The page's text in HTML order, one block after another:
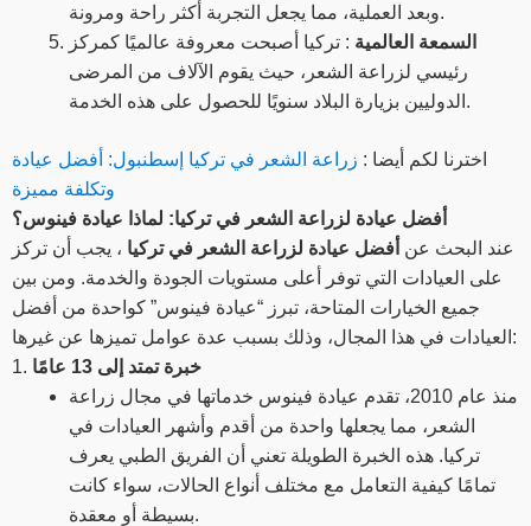
وبعد العملية، مما يجعل التجربة أكثر راحة ومرونة.
السمعة العالمية : تركيا أصبحت معروفة عالميًا كمركز
رئيسي لزراعة الشعر، حيث يقوم الآلاف من المرضى
الدوليين بزيارة البلاد سنويًا للحصول على هذه الخدمة.
اخترنا لكم أيضا : زراعة الشعر في تركيا إسطنبول: أفضل عيادة
وتكلفة مميزة
أفضل عيادة لزراعة الشعر في تركيا: لماذا عيادة فينوس؟
عند البحث عن أفضل عيادة لزراعة الشعر في تركيا ، يجب أن تركز
على العيادات التي توفر أعلى مستويات الجودة والخدمة. ومن بين
جميع الخيارات المتاحة، تبرز “عيادة فينوس” كواحدة من أفضل
العيادات في هذا المجال، وذلك بسبب عدة عوامل تميزها عن غيرها:
1.
خبرة تمتد إلى 13 عامًا
منذ عام 2010، تقدم عيادة فينوس خدماتها في مجال زراعة
الشعر، مما يجعلها واحدة من أقدم وأشهر العيادات في
تركيا. هذه الخبرة الطويلة تعني أن الفريق الطبي يعرف
تمامًا كيفية التعامل مع مختلف أنواع الحالات، سواء كانت
بسيطة أو معقدة.